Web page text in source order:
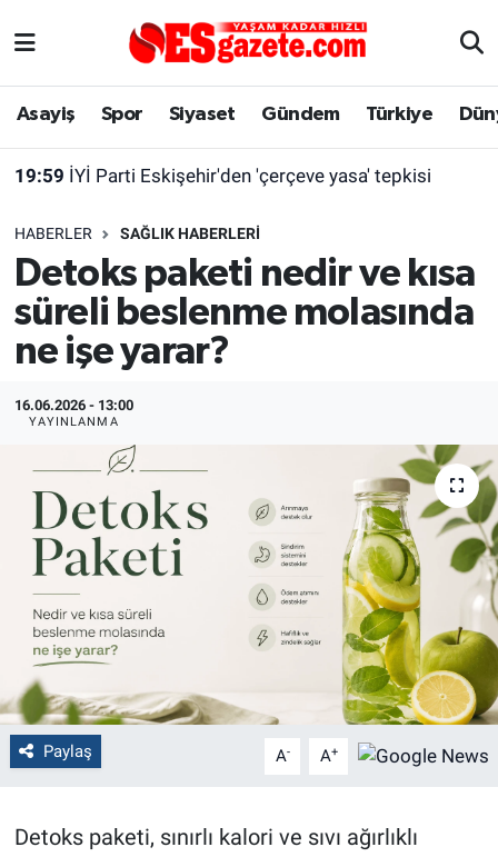
Asayiş Spor Siyaset Gündem Türkiye
17:27 Endüstriyel Soğutma Sistemlerinde Doğru Chiller Kapasitesi Nasıl Hesaplanır?
HABERLER SAĞLIK HABERLERI
Detoks paketi nedir ve kısa
süreli beslenme molasında
ne işe yarar?
16.06.2026 - 13:00
YAYINLANMA
Paylaş A- A+
Detoks paketi, sınırlı kalori ve sıvı ağırlıklı
Asayiş
Gündem
Türkiye
Dünya
Sağlık
Alış-Veriş/İş dünyası
Yaşam
Eskişehirspor Arşivi
Eskişehir Arşivi
Röportaj
Ekonomi
Kültür Sanat
Politika
Bilecik
Kütahya
Gezi
Genel
Eskişehir Nöbetçi Eczaneler
Süper Lig Puan Durumu ve Fikstür
Tüm Manşetler
Son Dakika Haberleri
Haber Arşivi